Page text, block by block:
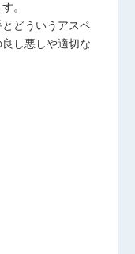
。
どういうアスペ
し悪しや適切な